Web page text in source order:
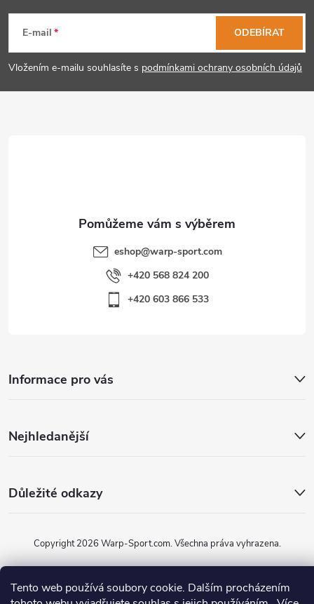
Tento web používá soubory cookie. Dalším procházením
y
ý
p
p
E-mail
Vložením e-mailu souhlasíte s podmínkami ochrany osobních údajů
ODEBÍRAT
eshop@warp-sport.com
+420 568 824 200
+420 603 866 533
Informace pro vás
Nejhledanější
Důležité odkazy
Copyright 2026 Warp-Sport.com. Všechna práva vyhrazena.